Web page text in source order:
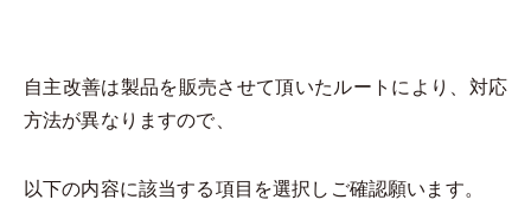
自主改善は製品を販売させて頂いたルートにより、対応
方法が異なりますので、
以下の内容に該当する項目を選択しご確認願います。